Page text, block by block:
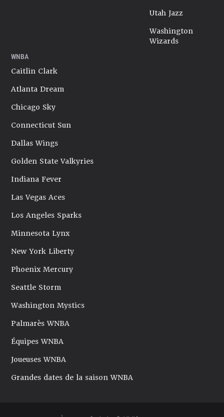
Utah Jazz
Washington
Wizards
WNBA
Caitlin Clark
Atlanta Dream
Chicago Sky
Connecticut Sun
Dallas Wings
Golden State Valkyries
Indiana Fever
Las Vegas Aces
Los Angeles Sparks
Minnesota Lynx
New York Liberty
Phoenix Mercury
Seattle Storm
Washington Mystics
Palmarès WNBA
Équipes WNBA
Joueuses WNBA
Grandes dates de la saison WNBA